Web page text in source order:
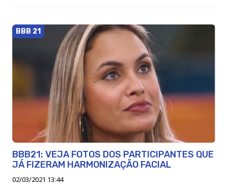
BBB 21
BBB21: VEJA FOTOS DOS PARTICIPANTES QUE
JÁ FIZERAM HARMONIZAÇÃO FACIAL
02/03/2021 13:44